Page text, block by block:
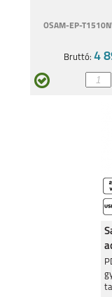
OSAM-EP-
Bruttó: 4
C